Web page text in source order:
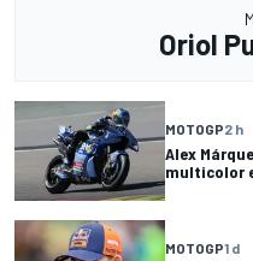
Oriol
MOTOGP2 h
Alex
multicolor
MOTOGP1 d